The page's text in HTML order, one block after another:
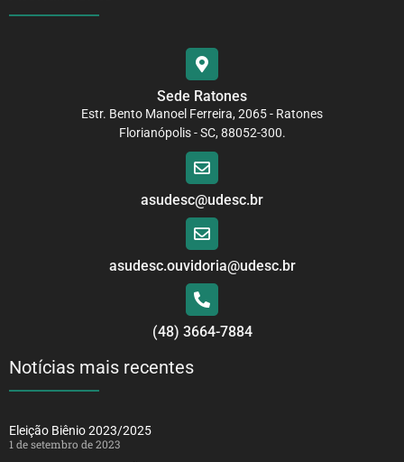
Sede Ratones
Estr. Bento Manoel Ferreira, 2065 - Ratones
Florianópolis - SC, 88052-300.
asudesc@udesc.br
asudesc.ouvidoria@udesc.br
(48) 3664-7884
Notícias mais recentes
Eleição Biênio 2023/2025
1 de setembro de 2023